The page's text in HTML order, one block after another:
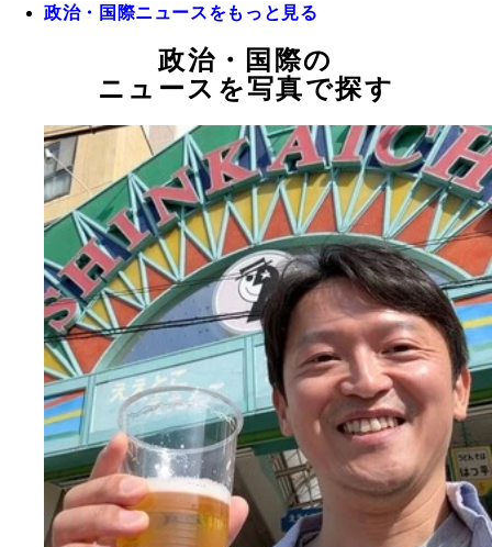
政治・国際ニュースをもっと見る
政治・国際の
ニュースを写真で探す